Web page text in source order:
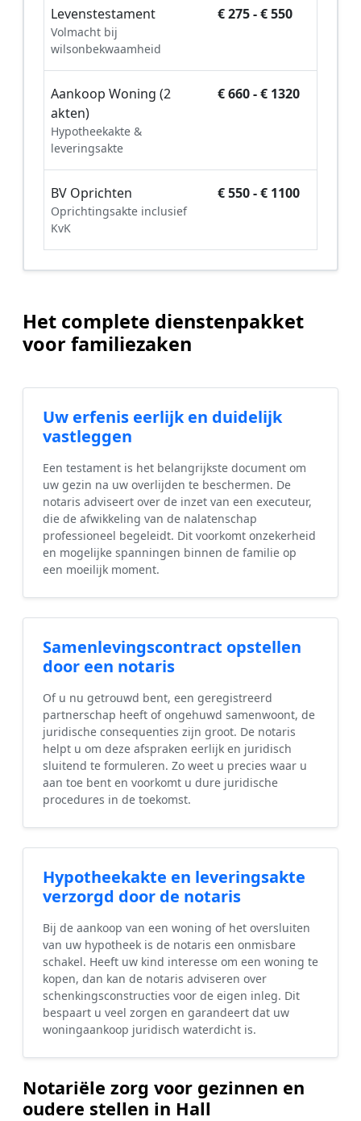
Levenstestament
Volmacht bij
wilsonbekwaamheid
€ 275 - € 550
Aankoop Woning (2
akten)
Hypotheekakte &
leveringsakte
€ 660 - € 1320
BV Oprichten
Oprichtingsakte inclusief
KvK
€ 550 - € 1100
Het complete dienstenpakket
voor familiezaken
Uw erfenis eerlijk en duidelijk
vastleggen
Een testament is het belangrijkste document om
uw gezin na uw overlijden te beschermen. De
notaris adviseert over de inzet van een executeur,
die de afwikkeling van de nalatenschap
professioneel begeleidt. Dit voorkomt onzekerheid
en mogelijke spanningen binnen de familie op
een moeilijk moment.
Samenlevingscontract opstellen
door een notaris
Of u nu getrouwd bent, een geregistreerd
partnerschap heeft of ongehuwd samenwoont, de
juridische consequenties zijn groot. De notaris
helpt u om deze afspraken eerlijk en juridisch
sluitend te formuleren. Zo weet u precies waar u
aan toe bent en voorkomt u dure juridische
procedures in de toekomst.
Hypotheekakte en leveringsakte
verzorgd door de notaris
Bij de aankoop van een woning of het oversluiten
van uw hypotheek is de notaris een onmisbare
schakel. Heeft uw kind interesse om een woning te
kopen, dan kan de notaris adviseren over
schenkingsconstructies voor de eigen inleg. Dit
bespaart u veel zorgen en garandeert dat uw
woningaankoop juridisch waterdicht is.
Notariële zorg voor gezinnen en
oudere stellen in Hall